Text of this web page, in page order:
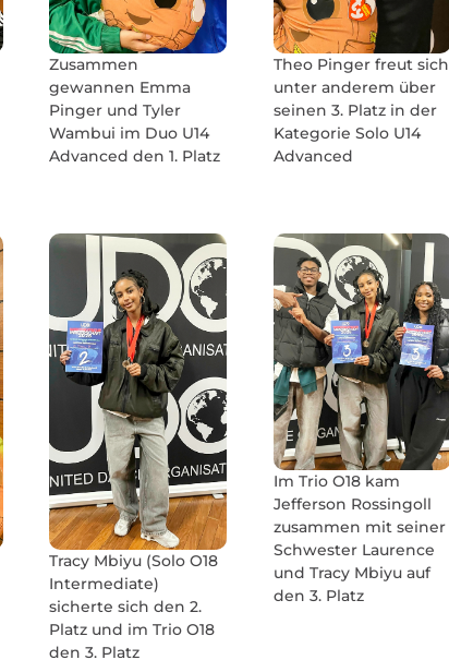
Zusammen
gewannen Emma
Pinger und Tyler
Wambui im Duo U14
Advanced den 1. Platz
Theo Pinger freut sich
unter anderem über
seinen 3. Platz in der
Kate­gorie Solo U14
Advanced
Tracy Mbiyu (Solo O18
Inter­me­diate)
sicherte sich den 2.
Platz und im Trio O18
den 3. Platz
Im Trio O18 kam
Jefferson Rossingoll
zusammen mit seiner
Schwester Laurence
und Tracy Mbiyu auf
den 3. Platz